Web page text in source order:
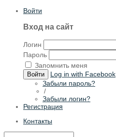
Войти
Вход на сайт
Логин
Пароль
Запомнить меня
Войти
Log in with Facebook
Забыли пароль?
/
Забыли логин?
Регистрация
Контакты